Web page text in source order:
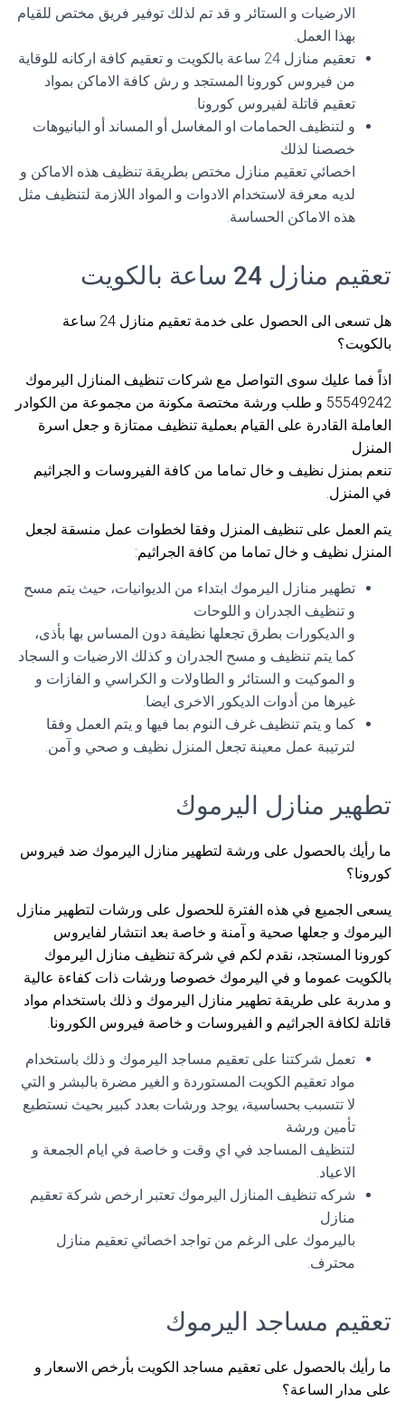
الارضيات و الستائر و قد تم لذلك توفير فريق مختص للقيام
بهذا العمل.
تعقيم منازل 24 ساعة بالكويت و تعقيم كافة اركانه للوقاية
من فيروس كورونا المستجد و رش كافة الاماكن بمواد
تعقيم قاتلة لفيروس كورونا.
و لتنظيف الحمامات او المغاسل أو المساند أو البانيوهات
خصصنا لذلك
اخصائي تعقيم منازل مختص بطريقة تنظيف هذه الاماكن و
لديه معرفة لاستخدام الادوات و المواد اللازمة لتنظيف مثل
هذه الاماكن الحساسة.
تعقيم منازل 24 ساعة بالكويت
هل تسعى الى الحصول على خدمة تعقيم منازل 24 ساعة
بالكويت؟
اذاً فما عليك سوى التواصل مع شركات تنظيف المنازل اليرموك
55549242 و طلب ورشة مختصة مكونة من مجموعة من الكوادر
العاملة القادرة على القيام بعملية تنظيف ممتازة و جعل اسرة
المنزل
تنعم بمنزل نظيف و خال تماما من كافة الفيروسات و الجراثيم
في المنزل.
يتم العمل على تنظيف المنزل وفقا لخطوات عمل منسقة لجعل
المنزل نظيف و خال تماما من كافة الجراثيم:
تطهير منازل اليرموك ابتداء من الديوانيات، حيث يتم مسح
و تنظيف الجدران و اللوحات
و الديكورات بطرق تجعلها نظيفة دون المساس بها بأذى،
كما يتم تنظيف و مسح الجدران و كذلك الارضيات و السجاد
و الموكيت و الستائر و الطاولات و الكراسي و الفازات و
غيرها من أدوات الديكور الاخرى ايضا.
كما و يتم تنظيف غرف النوم بما فيها و يتم العمل وفقا
لترتيبة عمل معينة تجعل المنزل نظيف و صحي و آمن.
تطهير منازل اليرموك
ما رأيك بالحصول على ورشة لتطهير منازل اليرموك ضد فيروس
كورونا؟
يسعى الجميع في هذه الفترة للحصول على ورشات لتطهير منازل
اليرموك و جعلها صحية و آمنة و خاصة بعد انتشار لفايروس
كورونا المستجد، نقدم لكم في شركة تنظيف منازل اليرموك
بالكويت عموما و في اليرموك خصوصا ورشات ذات كفاءة عالية
و مدربة على طريقة تطهير منازل اليرموك و ذلك باستخدام مواد
قاتلة لكافة الجراثيم و الفيروسات و خاصة فيروس الكورونا.
تعمل شركتنا على تعقيم مساجد اليرموك و ذلك باستخدام
مواد تعقيم الكويت المستوردة و الغير مضرة بالبشر و التي
لا تتسبب بحساسية، يوجد ورشات بعدد كبير بحيث نستطيع
تأمين ورشة
لتنظيف المساجد في اي وقت و خاصة في ايام الجمعة و
الاعياد.
شركه تنظيف المنازل اليرموك تعتبر ارخص شركة تعقيم
منازل
باليرموك على الرغم من تواجد اخصائي تعقيم منازل
محترف.
تعقيم مساجد اليرموك
ما رأيك بالحصول على تعقيم مساجد الكويت بأرخص الاسعار و
على مدار الساعة؟